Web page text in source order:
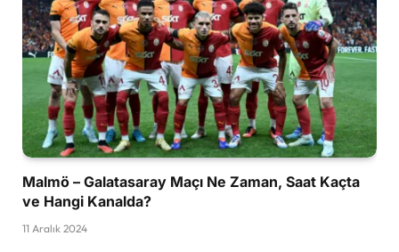
Malmö – Galatasaray Maçı Ne Zaman, Saat Kaçta
ve Hangi Kanalda?
11 Aralık 2024